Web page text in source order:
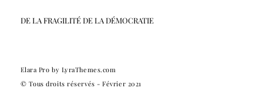
DE LA FRAGILITÉ DE LA DÉMOCRATIE
Elara Pro by LyraThemes.com
© Tous droits réservés - Février 2021